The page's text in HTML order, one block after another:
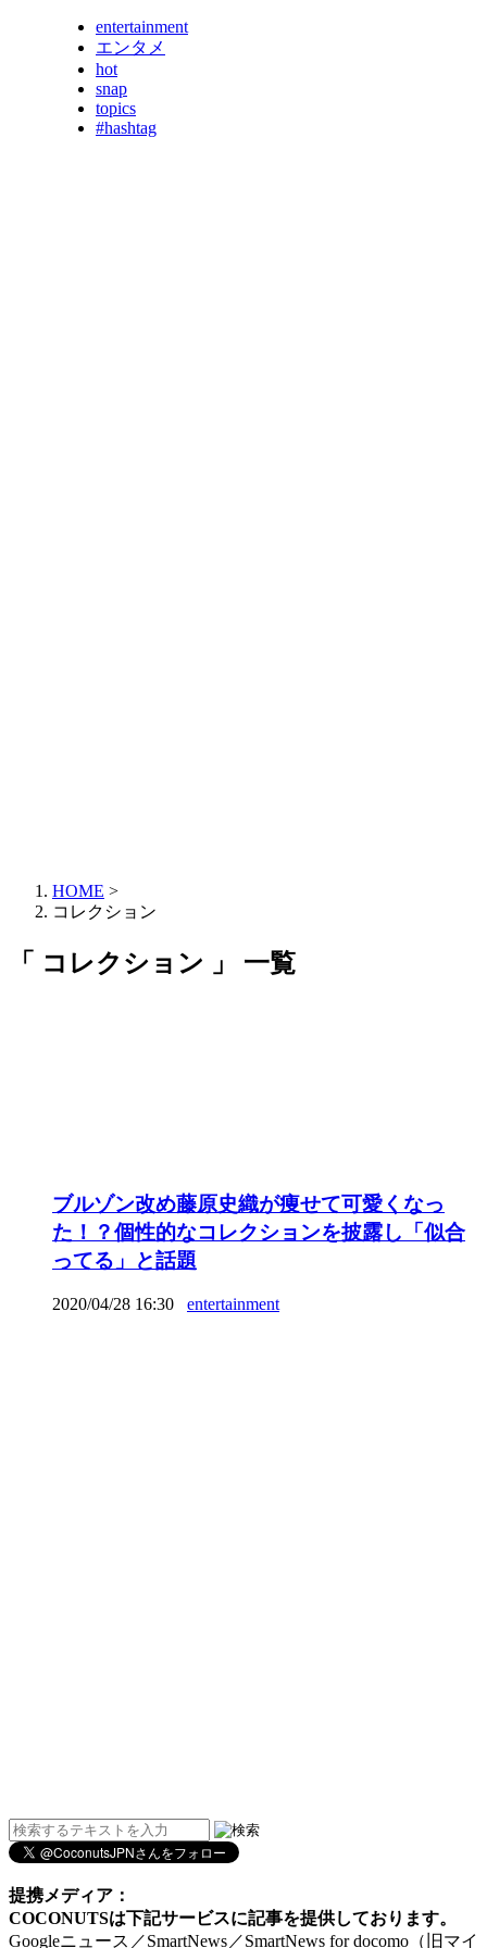
entertainment
エンタメ
hot
snap
topics
#hashtag
HOME >
コレクション
「 コレクション 」 一覧
ブルゾン改め藤原史織が痩せて可愛くなっ
た！？個性的なコレクションを披露し「似合
ってる」と話題
2020/04/28 16:30 entertainment
提携メディア：
COCONUTSは下記サービスに記事を提供しております。
Googleニュース／SmartNews／SmartNews for docomo（旧マイ